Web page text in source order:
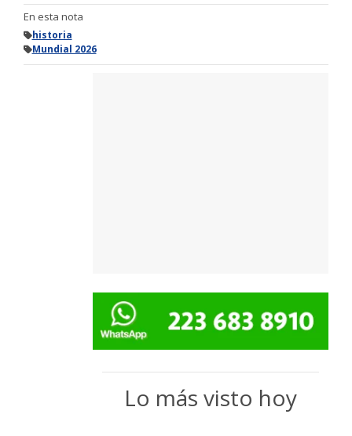
En esta nota
historia
Mundial 2026
Lo más visto hoy